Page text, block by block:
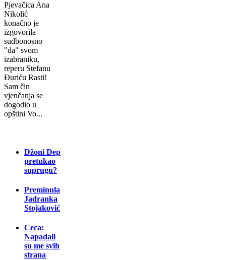
Pjevačica Ana
Nikolić
konačno je
izgovorila
sudbonosno
"da" svom
izabraniku,
reperu Stefanu
Đuriću Rasti!
Sam čin
vjenčanja se
dogodio u
opštini Vo...
Džoni Dep
pretukao
suprugu?
Preminula
Jadranka
Stojaković
Ceca:
Napadali
su me svih
strana